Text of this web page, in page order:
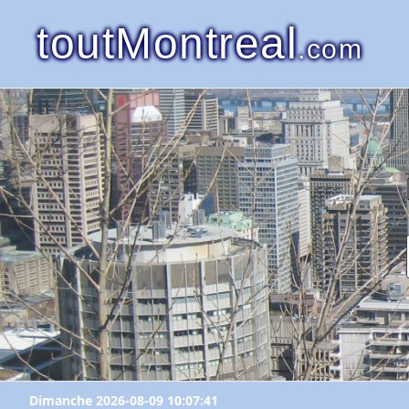
toutMontreal.com
Dimanche 2026-08-09 10:07:41